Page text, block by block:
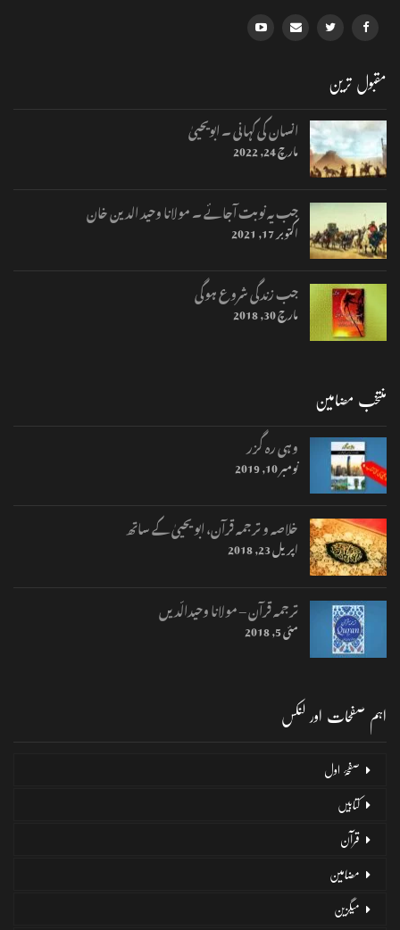
مقبول ترین
انسان کی کہانی ۔ ابویحییٰ
مارچ 24, 2022
جب یہ نوبت آجائے ۔ مولانا وحید الدین خان
اکتوبر 17, 2021
جب زندگی شروع ہوگی
مارچ 30, 2018
منتخب مضامین
وہی رہ گزر
نومبر 10, 2019
خلاصہ و ترجمہ قرآن، ابو یحییٰ کے ساتھ
اپریل 23, 2018
ترجمہ قرآن – مولانا وحیدالّدیں
مئی 5, 2018
اہم صفحات اور لنکس
صفحۂ اول
کتابیں
قرآن
مضامین
میگزین